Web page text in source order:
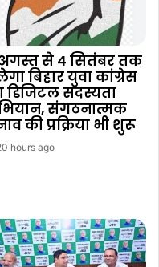
से 4 सितंबर तक
बिहार युवा कांग्रेस
डिजिटल सदस्यता
संगठनात्मक
की प्रक्रिया भी शुरू
hours ago